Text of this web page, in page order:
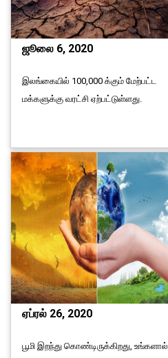
ஜூலை 6, 2020
இலங்கையில் 100,000 க்கும் மேற்பட்ட
மக்களுக்கு வரட்சி ஏற்பட்டுள்ளது.
ஏப்ரல் 26, 2020
பூமி இறந்து கொண்டிருக்கிறது, உங்களால்